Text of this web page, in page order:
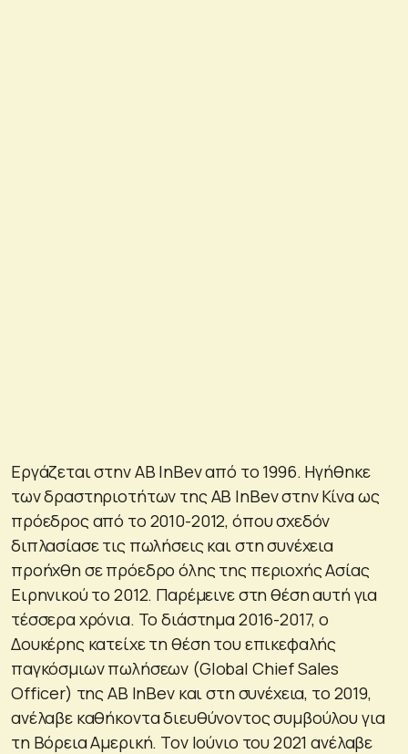
Εργάζεται στην AB InBev από το 1996. Ηγήθηκε
των δραστηριοτήτων της AB InBev στην Κίνα ως
πρόεδρος από το 2010-2012, όπου σχεδόν
διπλασίασε τις πωλήσεις και στη συνέχεια
προήχθη σε πρόεδρο όλης της περιοχής Ασίας
Ειρηνικού το 2012. Παρέμεινε στη θέση αυτή για
τέσσερα χρόνια. Το διάστημα 2016-2017, ο
Δουκέρης κατείχε τη θέση του επικεφαλής
παγκόσμιων πωλήσεων (Global Chief Sales
Officer) της AB InBev και στη συνέχεια, το 2019,
ανέλαβε καθήκοντα διευθύνοντος συμβούλου για
τη Βόρεια Αμερική. Τον Ιούνιο του 2021 ανέλαβε